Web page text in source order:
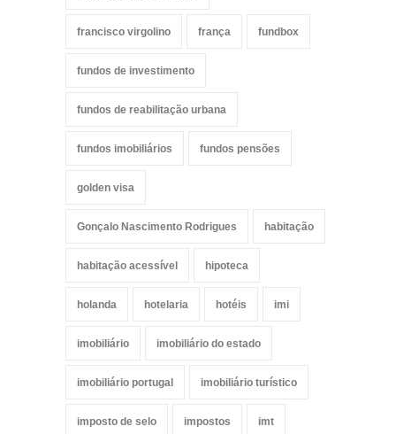
francisco virgolino frança fundbox
fundos de investimento
fundos de reabilitação urbana
fundos imobiliários fundos pensões
golden visa
Gonçalo Nascimento Rodrigues habitação
habitação acessível hipoteca
holanda hotelaria hotéis imi
imobiliário imobiliário do estado
imobiliário portugal imobiliário turístico
imposto de selo impostos imt